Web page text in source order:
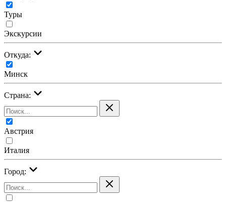
Туры
Экскурсии
Откуда:
Минск
Страна:
Австрия
Италия
Город: